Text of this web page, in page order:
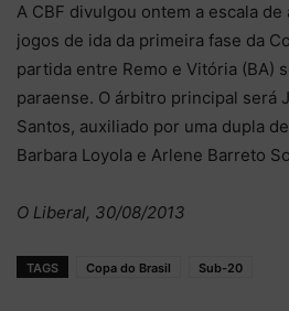
A CBF divulgou ontem a escala
jogos de ida da primeira fase da
partida entre Remo e Vitória (BA)
paraense. O árbitro principal será
Santos, auxiliado por uma dupla
Barbara Loyola e Arlene Barreto
O Liberal, 30/08/2013
TAGS Copa do Brasil Sub-20